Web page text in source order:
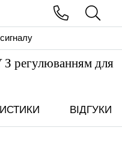
регулюванням для
ВІДГУКИ